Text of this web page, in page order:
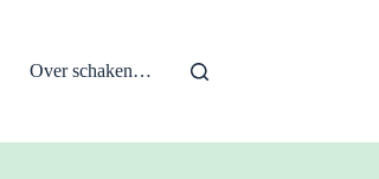
Over schaken…